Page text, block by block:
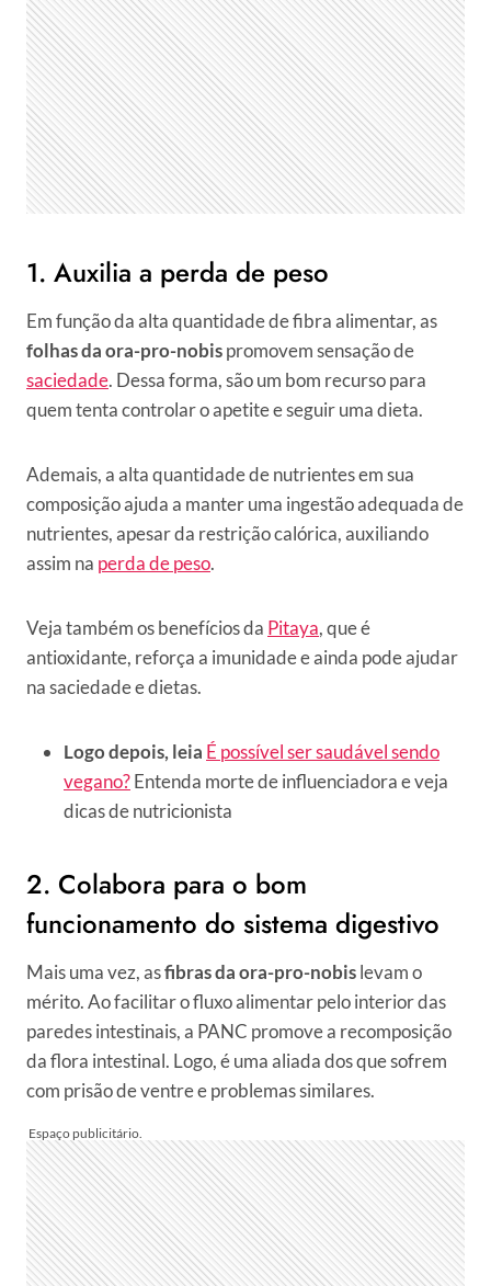
1. Auxilia a perda de peso
Em função da alta quantidade de fibra alimentar, as
folhas da ora-pro-nobispromovem sensação de
saciedade. Dessa forma, são um bom recurso para
quem tenta controlar o apetite e seguir uma dieta.
Ademais, a alta quantidade de nutrientes em sua
composição ajuda a manter uma ingestão adequada de
nutrientes, apesar da restrição calórica, auxiliando
assim na perda de peso.
Veja também os benefícios da Pitaya, que é
antioxidante, reforça a imunidade e ainda pode ajudar
na saciedade e dietas.
Logo depois, leia É possível ser saudável sendo
vegano?Entenda morte de influenciadora e veja
dicas de nutricionista
2. Colabora para o bom
funcionamento do sistema digestivo
Mais uma vez, asfibras da ora-pro-nobislevam o
mérito. Ao facilitar o fluxo alimentar pelo interior das
paredes intestinais, a PANC promove a recomposição
da flora intestinal. Logo, é uma aliada dos que sofrem
com prisão de ventre e problemas similares.